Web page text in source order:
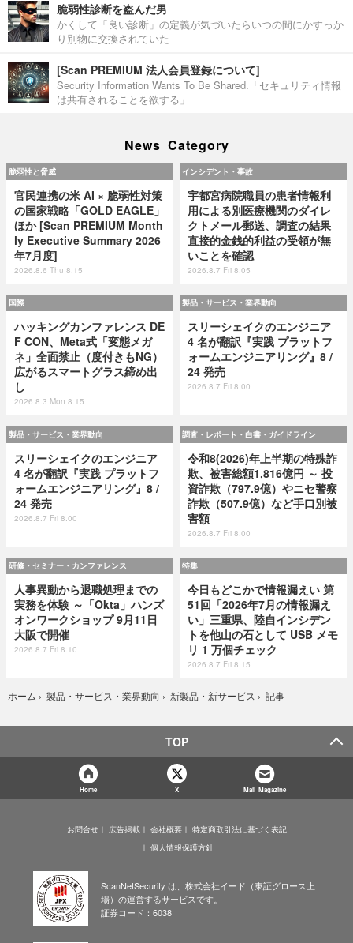
脆弱性診断を盗んだ男
かくして「良い診断」の定義が気づいたらいつの間にかすっか
り別物に交換されていた
[Scan PREMIUM 法人会員登録について]
Security Information Wants To Be Shared.「セキュリティ情報
は共有されることを欲する」
News Category
脆弱性と脅威
官民連携の米 AI × 脆弱性対策
の国家戦略「GOLD EAGLE」
ほか [Scan PREMIUM Month
ly Executive Summary 2026
年7月度]
2026.8.6 Thu 8:15
インシデント・事故
宇都宮病院職員の患者情報利
用による別医療機関のダイレ
クトメール郵送、調査の結果
直接的金銭的利益の受領が無
いことを確認
2026.8.7 Fri 8:05
国際
ハッキングカンファレンス DE
F CON、Meta式「変態メガ
ネ」全面禁止（度付きもNG）
広がるスマートグラス締め出
し
2026.8.3 Mon 8:15
製品・サービス・業界動向
スリーシェイクのエンジニア
4 名が翻訳『実践 プラットフ
ォームエンジニアリング』8 /
24 発売
2026.8.7 Fri 8:00
製品・サービス・業界動向
スリーシェイクのエンジニア
4 名が翻訳『実践 プラットフ
ォームエンジニアリング』8 /
24 発売
2026.8.7 Fri 8:00
調査・レポート・白書・ガイドライン
令和8(2026)年上半期の特殊詐
欺、被害総額1,816億円 ～ 投
資詐欺（797.9億）やニセ警察
詐欺（507.9億）など手口別被
害額
2026.8.7 Fri 8:00
研修・セミナー・カンファレンス
人事異動から退職処理までの
実務を体験 ～「Okta」ハンズ
オンワークショップ 9月11日
大阪で開催
2026.8.7 Fri 8:10
特集
今日もどこかで情報漏えい 第
51回「2026年7月の情報漏え
い」三重県、陸自インシデン
トを他山の石として USB メモ
リ 1 万個チェック
2026.8.7 Fri 8:15
ホーム › 製品・サービス・業界動向 › 新製品・新サービス › 記事
TOP
Home X Mail Magazine
お問合せ 広告掲載 会社概要
特定商取引法に基づく表記
個人情報保護方針
ScanNetSecurity は、株式会社イード（東証グロース上
場）の運営するサービスです。
証券コード：6038